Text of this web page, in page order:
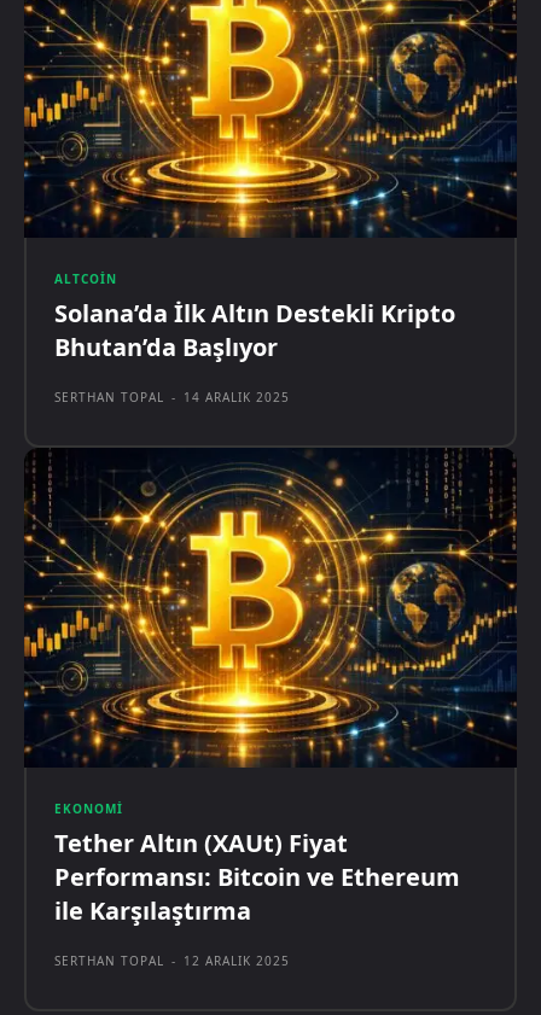
ALTCOIN
Solana’da İlk Altın Destekli Kripto
Bhutan’da Başlıyor
SERTHAN TOPAL - 14 ARALIK 2025
EKONOMI
Tether Altın (XAUt) Fiyat
Performansı: Bitcoin ve Ethereum
ile Karşılaştırma
SERTHAN TOPAL - 12 ARALIK 2025